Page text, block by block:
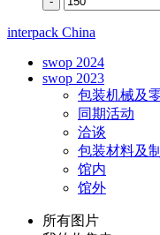
interpack China
swop 2024
swop 2023
包装机械及
同期活动
洽谈
包装材料及
馆内
馆外
所有图片